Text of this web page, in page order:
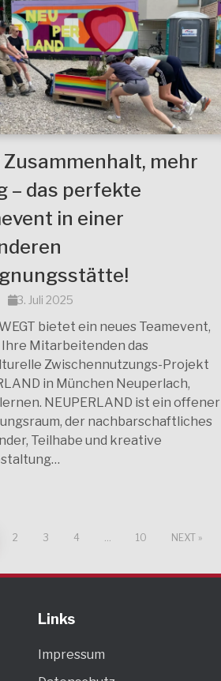
Zusammenhalt, mehr
– das perfekte
in einer
3. Juli 2025
bietet ein neues Teamevent,
Ihre Mitarbeitenden das
Zwischennutzungs-Projekt
in München Neuperlach,
NEUPERLAND ist ein offener
der nachbarschaftliches
Teilhabe und kreative
2 3 4 10 NEXT
Links
Impressum